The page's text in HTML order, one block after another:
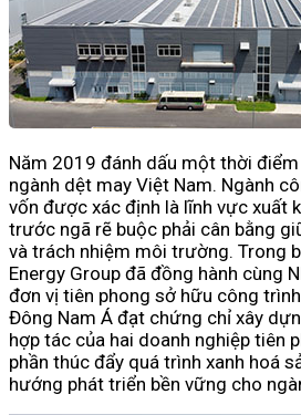
Năm 2019 đánh dấu một thời
ngành dệt may Việt Nam. Ngành
vốn được xác định là lĩnh vực xuất
trước ngã rẽ buộc phải cân bằng
và trách nhiệm môi trường. Trong
Energy Group đã đồng hành cùng
đơn vị tiên phong sở hữu công
Đông Nam Á đạt chứng chỉ xây
hợp tác của hai doanh nghiệp tiên
phần thúc đẩy quá trình xanh hoá
hướng phát triển bền vững cho